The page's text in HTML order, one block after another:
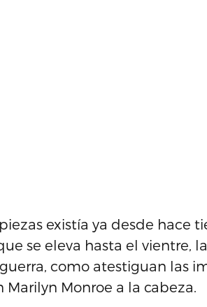
existía ya desde hace
se eleva hasta el vientre,
como atestiguan las
Monroe a la cabeza.